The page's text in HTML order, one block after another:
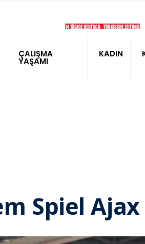
ÇALIŞMA
YAŞAMI
KADIN
Spiel